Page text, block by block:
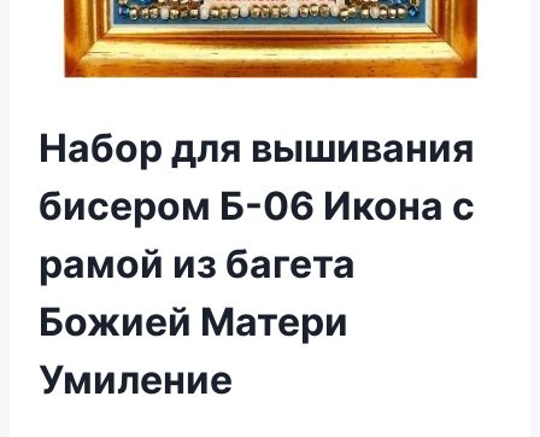
Набор для вышивания
бисером Б-06 Икона с
рамой из багета
Божией Матери
Умиление